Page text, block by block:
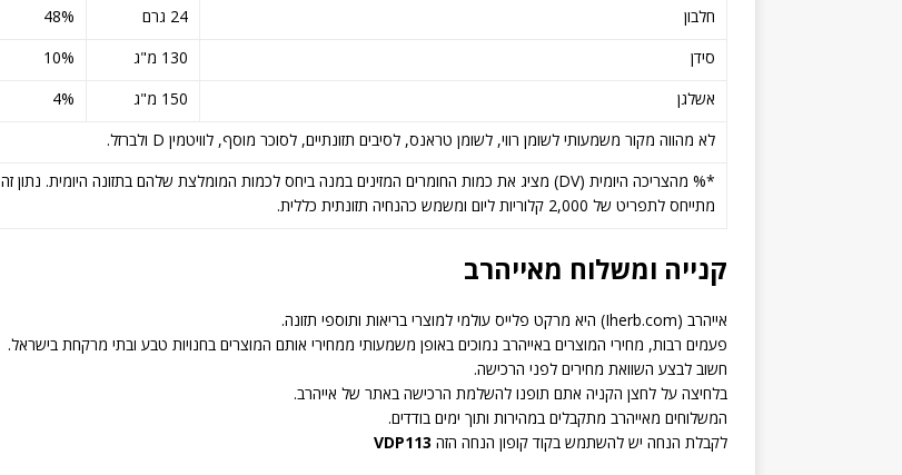
חלבון
24 גרם
‎48%‎
סידן
130 מ"ג
10%
אשלגן
150 מ"ג
4%
לא מהווה מקור משמעותי לשומן רווי, לשומן טראנס, לסיבים תזונתיים, לסוכר מוסף, לוויטמין D ולברזל.
*% מהצריכה היומית (DV) מציג את כמות החומרים המזינים במנה ביחס לכמות המומלצת שלהם בתזונה היומית. נתון זה
מתייחס לתפריט של 2,000 קלוריות ליום ומשמש כהנחיה תזונתית כללית.
קנייה ומשלוח מאייהרב
אייהרב (Iherb.com) היא מרקט פלייס עולמי למוצרי בריאות ותוספי תזונה.
פעמים רבות, מחירי המוצרים באייהרב נמוכים באופן משמעותי ממחירי אותם המוצרים בחנויות טבע ובתי מרקחת בישראל.
חשוב לבצע השוואת מחירים לפני הרכישה.
בלחיצה על לחצן הקניה אתם תופנו להשלמת הרכישה באתר של אייהרב.
המשלוחים מאייהרב מתקבלים במהירות ותוך ימים בודדים.
לקבלת הנחה יש להשתמש בקוד קופון הנחה הזה VDP113